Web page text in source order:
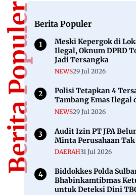
Berita PopulerBerita Populer
Meski Kepergok di
Ilegal, Oknum DPRD
Jadi Tersangka
NEWS29 Jul 2026
Polisi Tetapkan 4
Tambang Emas Ilegal
NEWS29 Jul 2026
Audit Izin PT JPA
Minta Perusahaan
DAERAH31 Jul 2026
Biddokkes Polda
Bhabinkamtibmas
untuk Deteksi Dini